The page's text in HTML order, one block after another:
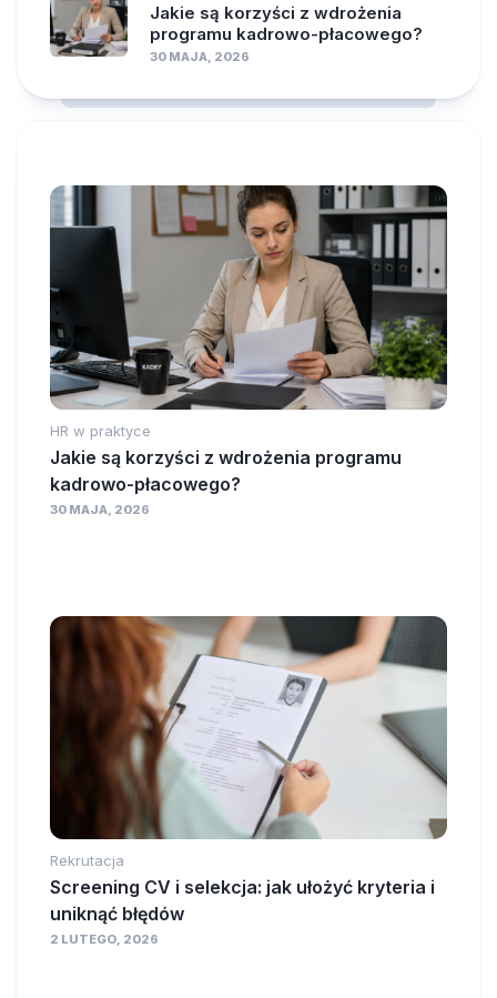
Jakie są korzyści z wdrożenia
programu kadrowo-płacowego?
30 MAJA, 2026
HR w praktyce
Jakie są korzyści z wdrożenia programu
kadrowo-płacowego?
30 MAJA, 2026
Rekrutacja
Screening CV i selekcja: jak ułożyć kryteria i
uniknąć błędów
2 LUTEGO, 2026